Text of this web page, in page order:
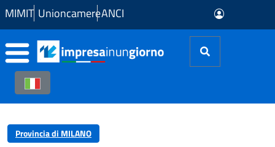
Skip to Main Content
MIMIT UnioncamereANCI
Provincia di MILANO